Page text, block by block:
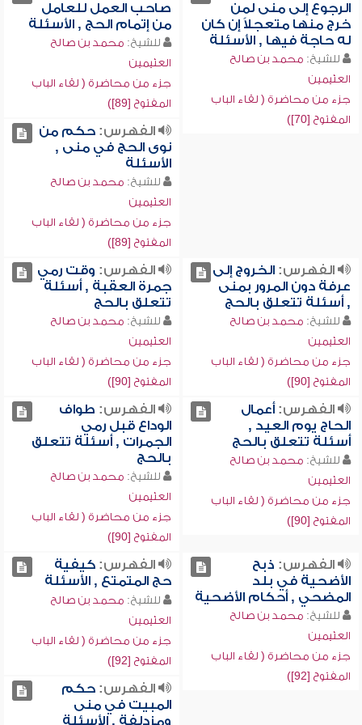
الرجوع إلى منى لمن
خرج منها متعجلاً إن كان
له حاجة فيها , الأسئلة
للشيخ: محمد بن صالح
العثيمين
جزء من محاضرة ( لقاء الباب
المفتوح [70])
صاحب العمل للعامل
من إتمام الحج , الأسئلة
للشيخ: محمد بن صالح
العثيمين
جزء من محاضرة ( لقاء الباب
المفتوح [89])
الفهرس:حكم من
نوى الحج في منى ,
الأسئلة
للشيخ: محمد بن صالح
العثيمين
جزء من محاضرة ( لقاء الباب
المفتوح [89])
الفهرس:الخروج إلى
عرفة دون المرور بمنى
, أسئلة تتعلق بالحج
للشيخ: محمد بن صالح
العثيمين
جزء من محاضرة ( لقاء الباب
المفتوح [90])
الفهرس: وقت رمي
جمرة العقبة , أسئلة
تتعلق بالحج
للشيخ: محمد بن صالح
العثيمين
جزء من محاضرة ( لقاء الباب
المفتوح [90])
الفهرس:أعمال
الحاج يوم العيد ,
أسئلة تتعلق بالحج
للشيخ: محمد بن صالح
العثيمين
جزء من محاضرة ( لقاء الباب
المفتوح [90])
الفهرس: طواف
الوداع قبل رمي
الجمرات , أسئلة تتعلق
بالحج
للشيخ: محمد بن صالح
العثيمين
جزء من محاضرة ( لقاء الباب
المفتوح [90])
الفهرس: ذبح
الأضحية في بلد
المضحي , أحكام الأضحية
للشيخ: محمد بن صالح
العثيمين
جزء من محاضرة ( لقاء الباب
المفتوح [92])
الفهرس:كيفية
حج المتمتع , الأسئلة
للشيخ: محمد بن صالح
العثيمين
جزء من محاضرة ( لقاء الباب
المفتوح [92])
الفهرس:حكم
المبيت في منى
ومزدلفة , الأسئلة